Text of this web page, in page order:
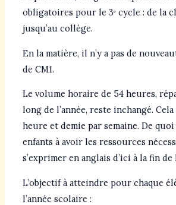
obligatoires pour le 3ᵉ cycle : de la
jusqu’au collège.
En la matière, il n’y a pas de
de CM1.
Le volume horaire de 54 heures,
long de l’année, reste inchangé.
heure et demie par semaine. De
enfants à avoir les ressources
s’exprimer en anglais d’ici à la fin
L’objectif à atteindre pour chaque
l’année scolaire :